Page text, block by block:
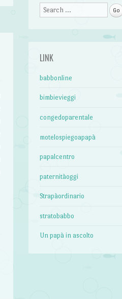
Search
LINK
babbonline
bimbievieggi
congedoparentale
motelospiegoapapà
papalcentro
paternitàoggi
Strapàordinario
stratobabbo
Un papà in ascolto